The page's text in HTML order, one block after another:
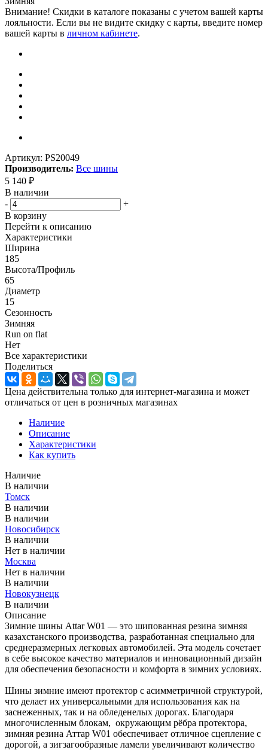
Внимание! Скидки в каталоге показаны с учетом вашей карты
лояльности. Если вы не видите скидку с карты, введите номер
вашей карты в личном кабинете.
Артикул: PS20049
Производитель: Все шины
5 140 ₽
В наличии
-
+
В корзину
Перейти к описанию
Характеристики
Ширина
185
Высота/Профиль
65
Диаметр
15
Сезонность
Зимняя
Run on flat
Нет
Все характеристики
Поделиться
Цена действительна только для интернет-магазина и может
отличаться от цен в розничных магазинах
Наличие
Описание
Характеристики
Как купить
Наличие
В наличии
Томск
В наличии
В наличии
Новосибирск
В наличии
Нет в наличии
Москва
Нет в наличии
В наличии
Новокузнецк
В наличии
Описание
Зимние шины Attar W01 — это шипованная резина зимняя
казахстанского производства, разработанная специально для
среднеразмерных легковых автомобилей. Эта модель сочетает
в себе высокое качество материалов и инновационный дизайн
для обеспечения безопасности и комфорта в зимних условиях.
Шины зимние имеют протектор с асимметричной структурой,
что делает их универсальными для использования как на
заснеженных, так и на обледенелых дорогах. Благодаря
многочисленным блокам, окружающим рёбра протектора,
зимняя резина Аттар W01 обеспечивает отличное сцепление с
дорогой, а зигзагообразные ламели увеличивают количество